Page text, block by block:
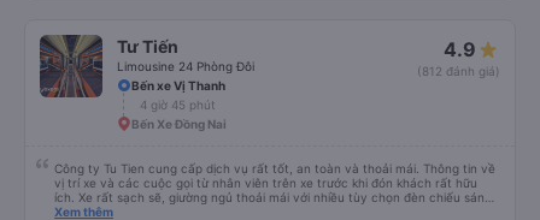
Tư Tiến
Limousine 24 Phòng Đôi
4.9
(812 đánh giá)
Bến xe Vị Thanh
4 giờ 45 phút
Bến Xe Đồng Nai
Công ty Tu Tien cung cấp dịch vụ rất tốt, an toàn và thoải mái. Thông tin về
vị trí xe và các cuộc gọi từ nhân viên trên xe trước khi đón khách rất hữu
ích. Xe rất sạch sẽ, giường ngủ thoải mái với nhiều tùy chọn đèn chiếu sáng
và cổng USB được đặt ở vị trí thuận tiện. Nhân viên rất lịch sự và xe đến
Xem thêm